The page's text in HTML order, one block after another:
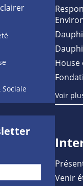
Voir
Venir